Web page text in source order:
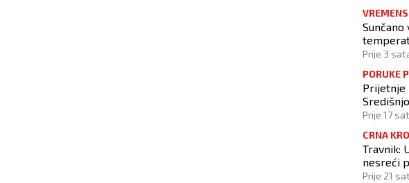
Sunčano
Prije 3
PORUKE
Prijetnje
Prije 17
CRNA
Travnik:
nesreći
godišnjak
Prije 21